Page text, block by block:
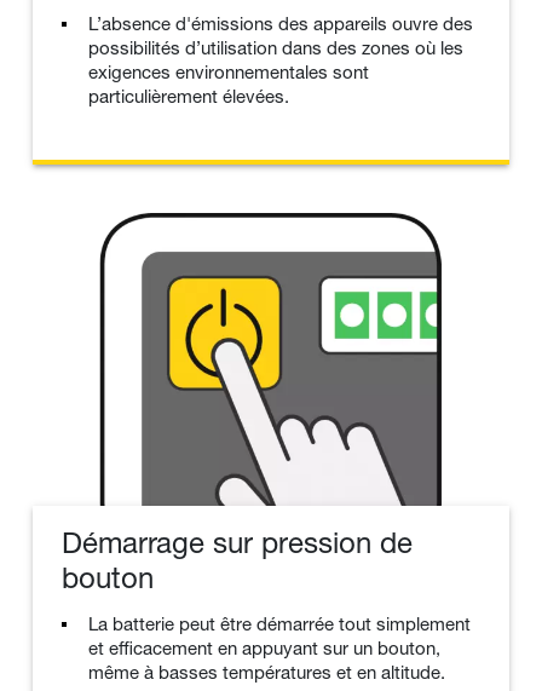
L’absence d'émissions des appareils ouvre des
possibilités d’utilisation dans des zones où les
exigences environnementales sont
particulièrement élevées.
Démarrage sur pression de
bouton
La batterie peut être démarrée tout simplement
et efficacement en appuyant sur un bouton,
même à basses températures et en altitude.